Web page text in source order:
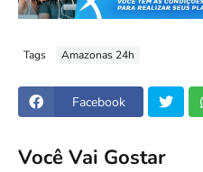
Tags Amazonas 24h
Facebook
Você Vai Gostar